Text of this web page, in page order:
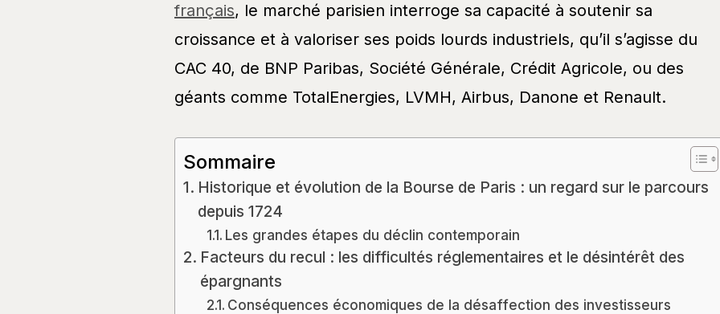
français, le marché parisien interroge sa capacité à soutenir sa
croissance et à valoriser ses poids lourds industriels, qu’il s’agisse du
CAC 40, de BNP Paribas, Société Générale, Crédit Agricole, ou des
géants comme TotalEnergies, LVMH, Airbus, Danone et Renault.
Sommaire
Historique et évolution de la Bourse de Paris : un regard sur le parcours
depuis 1724
Les grandes étapes du déclin contemporain
Facteurs du recul : les difficultés réglementaires et le désintérêt des
épargnants
Conséquences économiques de la désaffection des investisseurs